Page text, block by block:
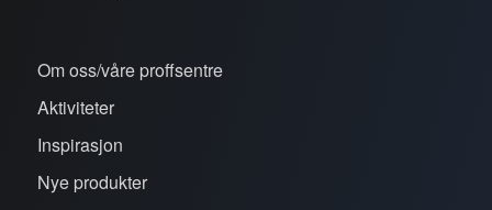
Om oss/våre proffsentre
Aktiviteter
Inspirasjon
Nye produkter